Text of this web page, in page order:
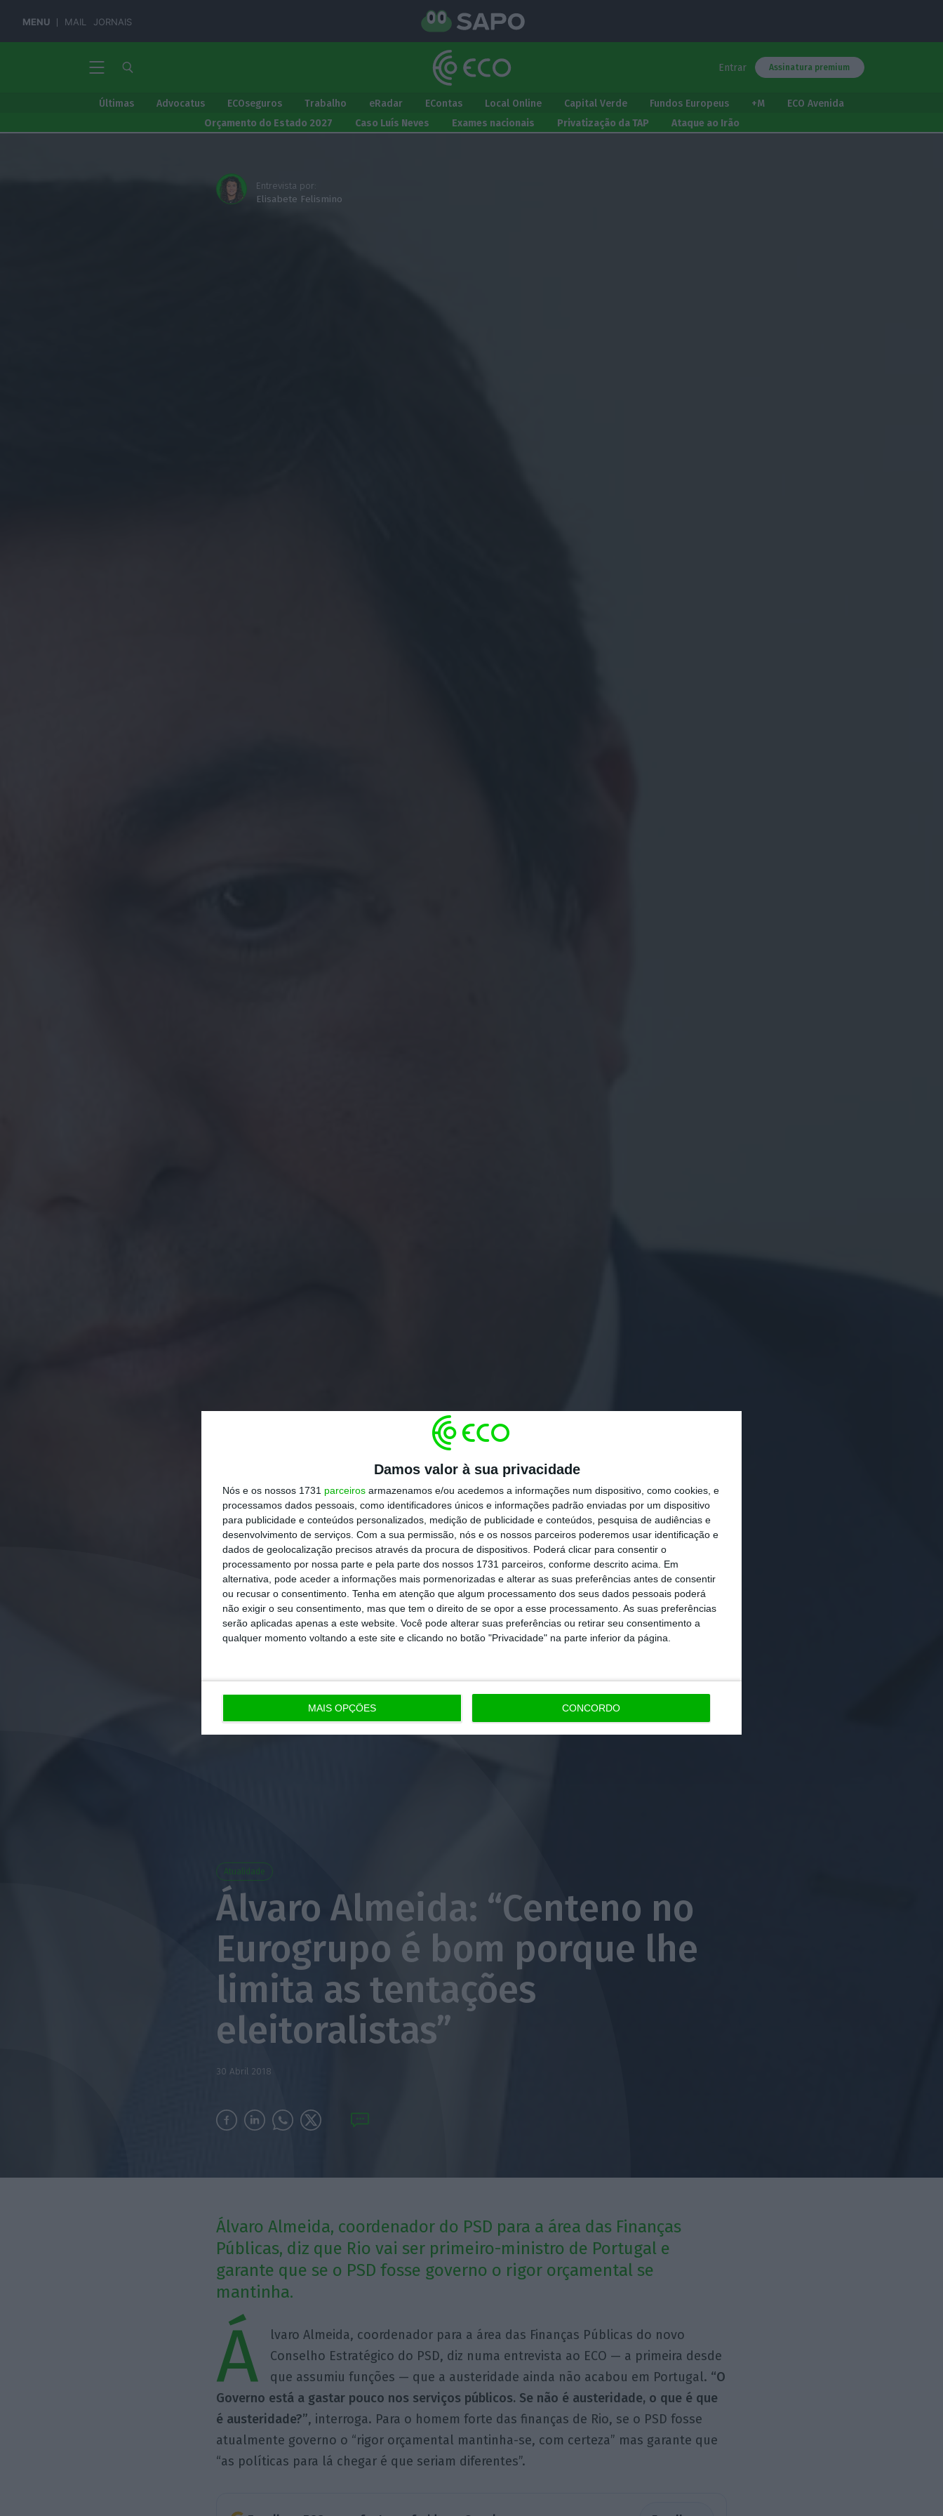
Damos valor à sua privacidade
Nós e os nossos 1731 parceiros armazenamos e/ou acedemos a informações num dispositivo, como cookies, e
processamos dados pessoais, como identificadores únicos e informações padrão enviadas por um dispositivo
para publicidade e conteúdos personalizados, medição de publicidade e conteúdos, pesquisa de audiências e
desenvolvimento de serviços. Com a sua permissão, nós e os nossos parceiros poderemos usar identificação e
dados de geolocalização precisos através da procura de dispositivos. Poderá clicar para consentir o
processamento por nossa parte e pela parte dos nossos 1731 parceiros, conforme descrito acima. Em
alternativa, pode aceder a informações mais pormenorizadas e alterar as suas preferências antes de consentir
ou recusar o consentimento. Tenha em atenção que algum processamento dos seus dados pessoais poderá
não exigir o seu consentimento, mas que tem o direito de se opor a esse processamento. As suas preferências
serão aplicadas apenas a este website. Você pode alterar suas preferências ou retirar seu consentimento a
qualquer momento voltando a este site e clicando no botão "Privacidade" na parte inferior da página.
MAIS OPÇÕES CONCORDO
MENU MAIL JORNAIS
Entrar Assinatura premium
Últimas Advocatus ECOseguros Trabalho eRadar EContas Local Online Capital Verde Fundos Europeus +M
ECO Avenida
Orçamento do Estado 2027
Caso Luís Neves Exames nacionais Privatização da TAP Ataque ao Irão
Entrevista por:
Elisabete Felismino
Atualidade
Álvaro Almeida: “Centeno no
Eurogrupo é bom porque lhe
limita as tentações
eleitoralistas”
30 Abril 2018
Álvaro Almeida, coordenador do PSD para a área das Finanças
Públicas, diz que Rio vai ser primeiro-ministro de Portugal e
garante que se o PSD fosse governo o rigor orçamental se
mantinha.
Á
lvaro Almeida, coordenador para a área das Finanças Públicas do novo
Conselho Estratégico do PSD, diz numa entrevista ao ECO — a primeira desde
que assumiu funções — que a austeridade ainda não acabou em Portugal. “O
Governo está a gastar pouco nos serviços públicos. Se não é austeridade, o que é que
é austeridade?”, interroga. Para o homem forte das finanças de Rio, se o PSD fosse
atualmente governo o “rigor orçamental mantinha-se, com certeza” mas garante que
“as políticas para lá chegar é que seriam diferentes”.